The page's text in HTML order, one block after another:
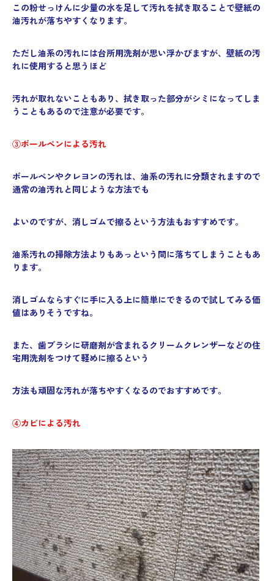
この粉せっけんに少量の水を足して汚れを拭き取ることで壁紙の
油汚れが落ちやすくなります。
ただし油系の汚れには台所用洗剤が思い浮かびますが、壁紙の汚
れに使用すると思うほど
汚れが取れないこともあり、拭き取った部分がシミになってしま
うこともあるので注意が必要です。
③ボールペンによる汚れ
ボールペンやクレヨンの汚れは、油系の汚れに分類されますので
通常の油汚れと同じような方法でも
よいのですが、消しゴムで擦るという方法もおすすめです。
油系汚れの掃除方法よりもあっという間に落ちてしまうこともあ
ります。
消しゴムならすぐに手に入る上に簡単にできるので試してみる価
値はありそうですね。
また、歯ブラシに研磨剤が含まれるクリームクレンザーなどの住
宅用洗剤をつけて軽めに擦るという
方法も頑固な汚れが落ちやすくなるのでおすすめです。
④カビによる汚れ